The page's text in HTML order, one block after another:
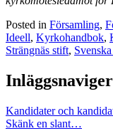
Posted in Församling,
Ideell, Kyrkohandbok,
Strängnäs stift,
Kandidater och
Skänk en slant…